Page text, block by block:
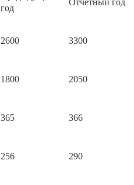
год
Отчетный год
2600 3300
1800 2050
365 366
256 290